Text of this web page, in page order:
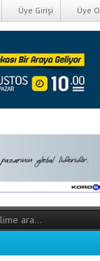
Üye
Üye Girişi